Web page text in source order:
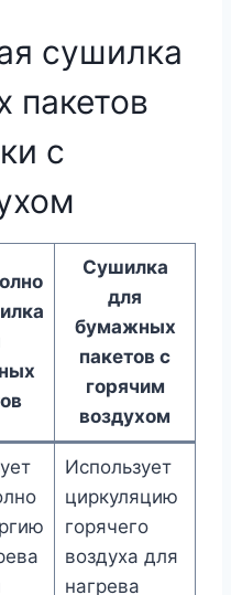
сушилка
с
Сушилка
для
бумажных
пакетов с
горячим
воздухом
Использует
циркуляцию
горячего
воздуха для
нагрева